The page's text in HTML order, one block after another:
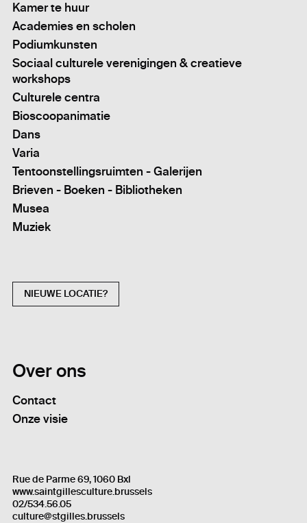
Kamer te huur
Academies en scholen
Podiumkunsten
Sociaal culturele verenigingen & creatieve
workshops
Culturele centra
Bioscoopanimatie
Dans
Varia
Tentoonstellingsruimten - Galerijen
Brieven - Boeken - Bibliotheken
Musea
Muziek
NIEUWE LOCATIE?
Over ons
Contact
Onze visie
Rue de Parme 69, 1060 Bxl
www.saintgillesculture.brussels
02/534.56.05
culture@stgilles.brussels